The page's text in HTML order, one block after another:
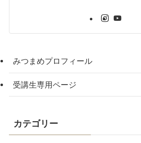
みつまめプロフィール
受講生専用ページ
カテゴリー